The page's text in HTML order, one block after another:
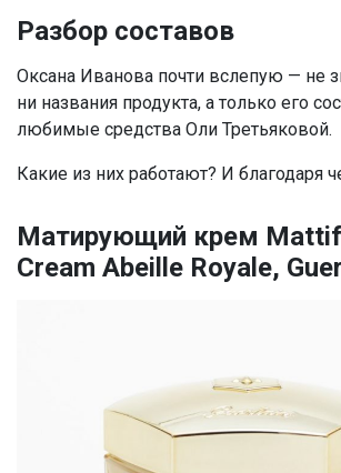
Разбор составов
Оксана Иванова почти вслепую — не
ни названия продукта, а только его
любимые средства Оли Третьяковой.
Какие из них работают? И благодаря
Матирующий крем
Cream Abeille Royale,